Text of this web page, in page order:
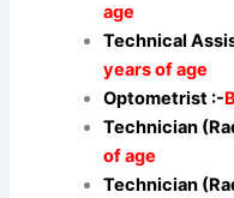
age
Technical
years of age
Optometrist :-
Technician
of age
Technician